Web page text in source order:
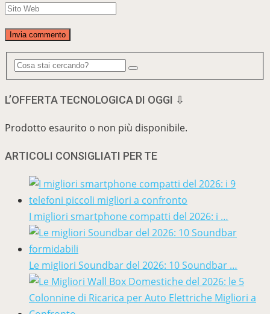
L’OFFERTA TECNOLOGICA DI OGGI ⇩
Prodotto esaurito o non più disponibile.
ARTICOLI CONSIGLIATI PER TE
I migliori smartphone compatti del 2026: i …
Le migliori Soundbar del 2026: 10 Soundbar …